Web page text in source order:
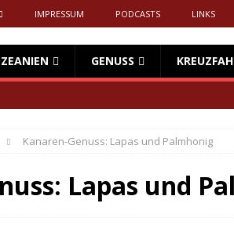
IMPRESSUM PODCASTS LINKS
GENUSS
Kanaren-Genuss: Lapas und Palmhonig
Lapas und